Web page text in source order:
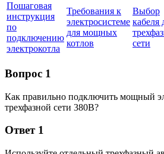
Пошаговая
инструкция
по
подключению
электрокотла
Требования к
электросистеме
для мощных
котлов
Выбор
кабеля
сети
Вопрос 1
Как правильно подключить мощный
трехфазной сети 380В?
Ответ 1